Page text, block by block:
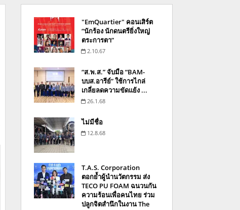
"EmQuartier" คอนเสิร์ต
“นักร้อง นักดนตรียิ่งใหญ่
ตระการตา”
2.10.67
“ส.พ.ส.” จับมือ “BAM-
บบส.อารีย์” ใช้การไกล่
เกลี่ยลดความขัดแย้ง ...
26.1.68
ไม่มีชื่อ
12.8.68
T.A.S. Corporation
ตอกย้ำผู้นำนวัตกรรม ส่ง
TECO PU FOAM ฉนวนกัน
ความร้อนเพื่อคนไทย ร่วม
ปลูกจิตสำนึกในงาน The